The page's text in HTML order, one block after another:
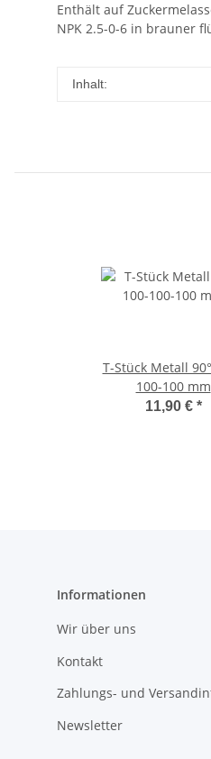
Enthält auf
NPK 2.5-0-6 in brauner
Inhalt:
T-Stück Metall
100-100 mm
11,90 € *
Informationen
Wir über uns
Kontakt
Zahlungs- und
Newsletter